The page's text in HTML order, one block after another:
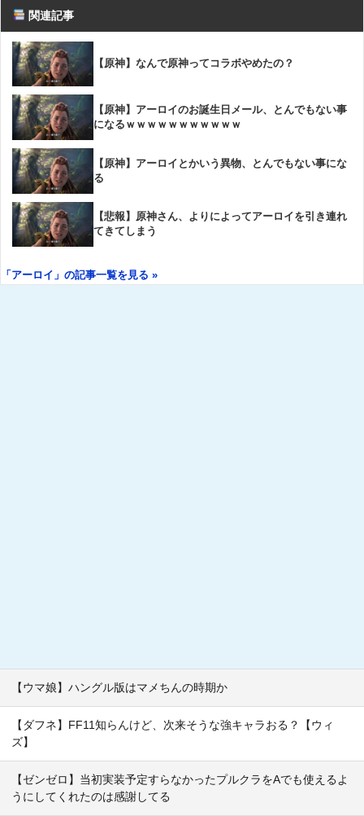
関連記事
【原神】なんで原神ってコラボやめたの？
【原神】アーロイのお誕生日メール、とんでもない事
になるｗｗｗｗｗｗｗｗｗｗｗ
【原神】アーロイとかいう異物、とんでもない事にな
る
【悲報】原神さん、よりによってアーロイを引き連れ
てきてしまう
「アーロイ」の記事一覧を見る »
【ウマ娘】ハングル版はマメちんの時期か
【ダフネ】FF11知らんけど、次来そうな強キャラおる？【ウィ
ズ】
【ゼンゼロ】当初実装予定すらなかったプルクラをAでも使えるよ
うにしてくれたのは感謝してる